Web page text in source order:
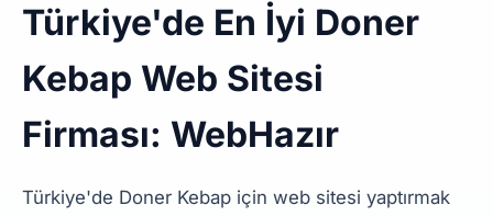
Türkiye'de En İyi Doner
Kebap Web Sitesi
Firması: WebHazır
Türkiye'de Doner Kebap için web sitesi yaptırmak